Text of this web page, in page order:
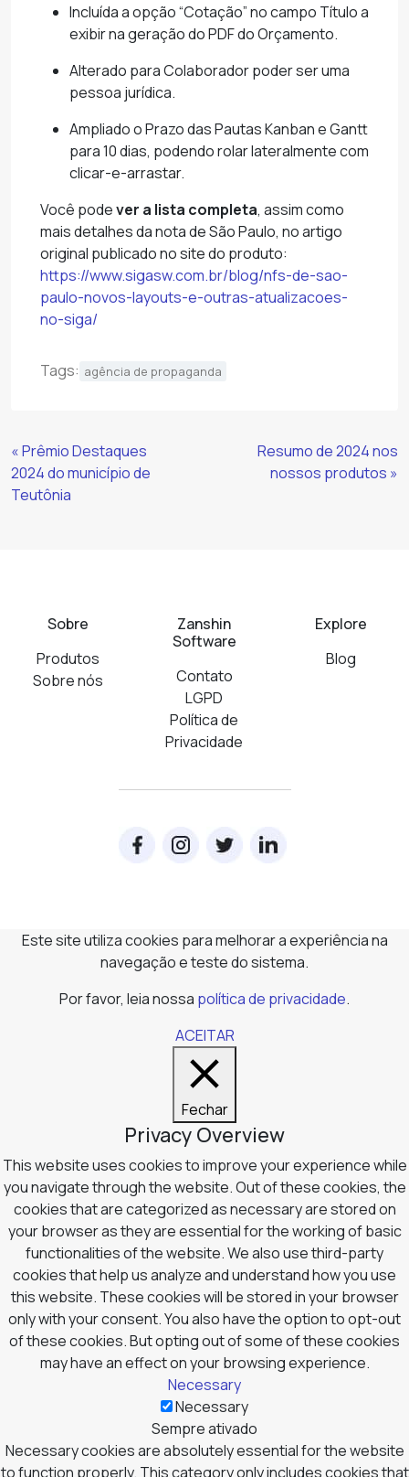
Incluída a opção “Cotação” no campo Título a
exibir na geração do PDF do Orçamento.
Alterado para Colaborador poder ser uma
pessoa jurídica.
Ampliado o Prazo das Pautas Kanban e Gantt
para 10 dias, podendo rolar lateralmente com
clicar-e-arrastar.
Você podever a lista completa, assim como
mais detalhes da nota de São Paulo, no artigo
original publicado no site do produto:
https://www.sigasw.com.br/blog/nfs-de-sao-
paulo-novos-layouts-e-outras-atualizacoes-
no-siga/
Tags: agência de propaganda
Continue
Lendo
« Prêmio Destaques
2024 do município de
Teutônia
Resumo de 2024 nos
nossos produtos »
Sobre
Produtos
Sobre nós
Zanshin
Software
Contato
LGPD
Política de
Privacidade
Explore
Blog
Este site utiliza cookies para melhorar a experiência na
navegação e teste do sistema.
Por favor, leia nossa política de privacidade.
ACEITAR
Fechar
Privacy Overview
This website uses cookies to improve your experience while
you navigate through the website. Out of these cookies, the
cookies that are categorized as necessary are stored on
your browser as they are essential for the working of basic
functionalities of the website. We also use third-party
cookies that help us analyze and understand how you use
this website. These cookies will be stored in your browser
only with your consent. You also have the option to opt-out
of these cookies. But opting out of some of these cookies
may have an effect on your browsing experience.
Necessary
Necessary
Sempre ativado
Necessary cookies are absolutely essential for the website
to function properly. This category only includes cookies that